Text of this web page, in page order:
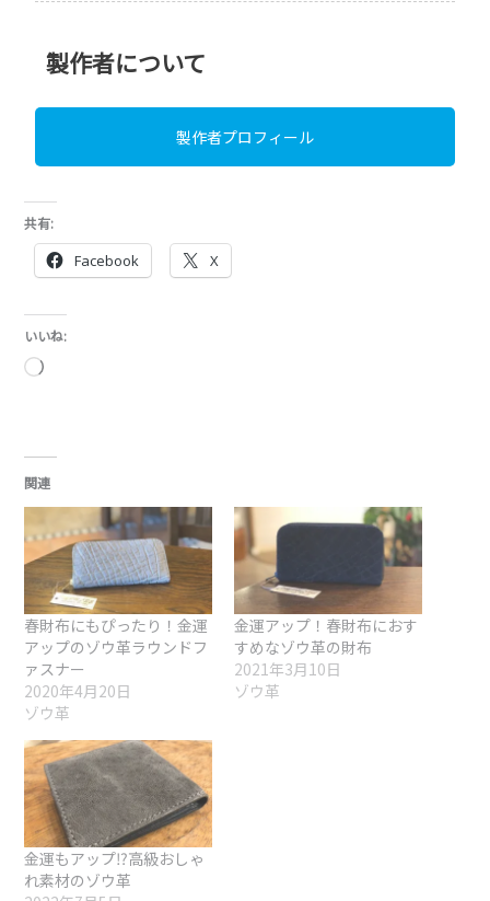
製作者について
製作者プロフィール
共有:
Facebook X
いいね:
読
中…
関連
春財布にもぴったり！金運
アップのゾウ革ラウンドフ
ァスナー
2020年4月20日
ゾウ革
金運アップ！春財布におす
すめなゾウ革の財布
2021年3月10日
ゾウ革
金運もアップ⁉高級おしゃ
れ素材のゾウ革